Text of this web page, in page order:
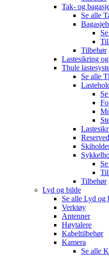
Tak- og
Se alle
Tilbehør
Lastesikring
Thule
Se alle
Tilbehør
Lyd og bilde
Se alle Lyd og
Verktøy
Antenner
Høytalere
Kabeltilbehør
Kamera
Se alle